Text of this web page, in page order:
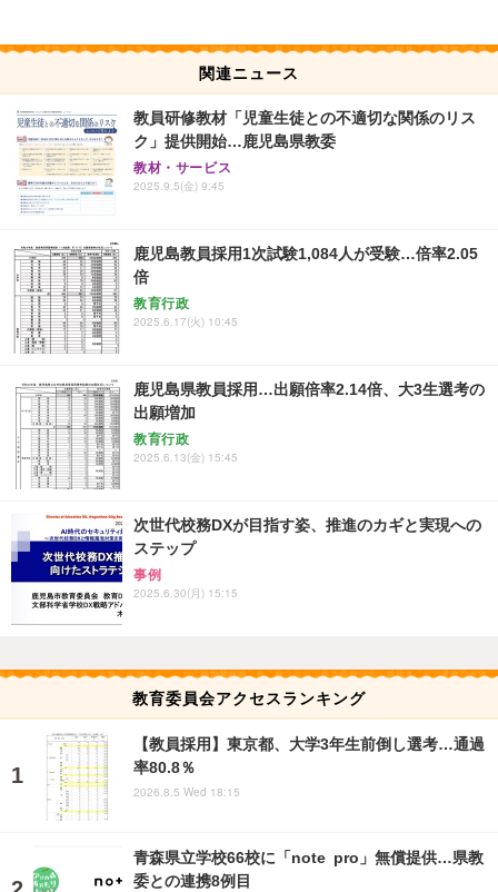
関連ニュース
教員研修教材「児童生徒との不適切な関係のリス
ク」提供開始…鹿児島県教委
教材・サービス
2025.9.5(金) 9:45
鹿児島教員採用1次試験1,084人が受験…倍率2.05
倍
教育行政
2025.6.17(火) 10:45
鹿児島県教員採用…出願倍率2.14倍、大3生選考の
出願増加
教育行政
2025.6.13(金) 15:45
次世代校務DXが目指す姿、推進のカギと実現への
ステップ
事例
2025.6.30(月) 15:15
教育委員会アクセスランキング
【教員採用】東京都、大学3年生前倒し選考…通過
率80.8％
2026.8.5 Wed 18:15
青森県立学校66校に「note pro」無償提供…県教
委との連携8例目